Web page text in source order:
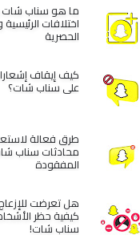
ما هو سناب
اختلافات
الحصرية
كيف إيقاف
على سناب شات؟
طرق فعالة
محادثات سناب
المفقودة
هل تعرضت
كيفية حظر
سناب شات!